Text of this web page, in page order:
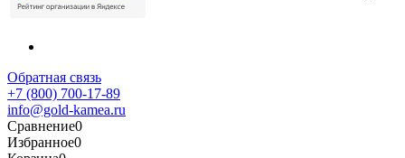
Обратная связь
+7 (800) 700-17-89
info@gold-kamea.ru
Сравнение0
Избранное0